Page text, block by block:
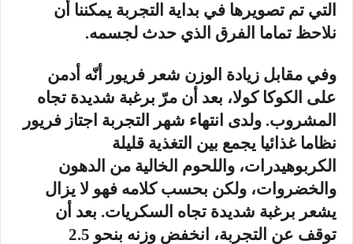
التي تم تصويرها في بداية التجربة يمكننا أن
نلاحظ تماما الفرق الذي حدث لجسمه.
وفي مقابل زيادة الوزن شعر فريور أنّه أدمن
على الكوكا كولا، بعد أن مرّ برغبة شديدة تجاه
المشروب. ولدى انتهاء شهر التجربة اجتاز فريور
نظاما غذائيا يجمع بين التغذية قليلة
الكربوهيدرات، واللحوم الخالية من الدهون
والخضروات، ولكن بحسب كلامه فهو لا يزال
يشعر برغبة شديدة تجاه السكريات. بعد أن
توقف عن التجربة، انخفض وزنه بنحو 2.5